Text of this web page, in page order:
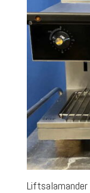
Liftsalamander